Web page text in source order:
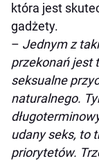
która jest
gadżety.
– Jednym z
przekonań jest
seksualne
naturalnego.
udany seks, to
priorytetów.